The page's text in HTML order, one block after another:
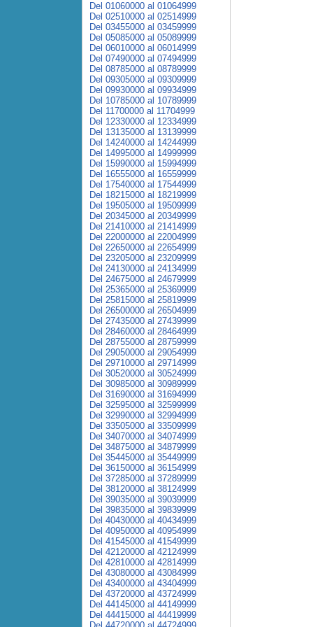
Del 01060000 al 01064999
Del 02510000 al 02514999
Del 03455000 al 03459999
Del 05085000 al 05089999
Del 06010000 al 06014999
Del 07490000 al 07494999
Del 08785000 al 08789999
Del 09305000 al 09309999
Del 09930000 al 09934999
Del 10785000 al 10789999
Del 11700000 al 11704999
Del 12330000 al 12334999
Del 13135000 al 13139999
Del 14240000 al 14244999
Del 14995000 al 14999999
Del 15990000 al 15994999
Del 16555000 al 16559999
Del 17540000 al 17544999
Del 18215000 al 18219999
Del 19505000 al 19509999
Del 20345000 al 20349999
Del 21410000 al 21414999
Del 22000000 al 22004999
Del 22650000 al 22654999
Del 23205000 al 23209999
Del 24130000 al 24134999
Del 24675000 al 24679999
Del 25365000 al 25369999
Del 25815000 al 25819999
Del 26500000 al 26504999
Del 27435000 al 27439999
Del 28460000 al 28464999
Del 28755000 al 28759999
Del 29050000 al 29054999
Del 29710000 al 29714999
Del 30520000 al 30524999
Del 30985000 al 30989999
Del 31690000 al 31694999
Del 32595000 al 32599999
Del 32990000 al 32994999
Del 33505000 al 33509999
Del 34070000 al 34074999
Del 34875000 al 34879999
Del 35445000 al 35449999
Del 36150000 al 36154999
Del 37285000 al 37289999
Del 38120000 al 38124999
Del 39035000 al 39039999
Del 39835000 al 39839999
Del 40430000 al 40434999
Del 40950000 al 40954999
Del 41545000 al 41549999
Del 42120000 al 42124999
Del 42810000 al 42814999
Del 43080000 al 43084999
Del 43400000 al 43404999
Del 43720000 al 43724999
Del 44145000 al 44149999
Del 44415000 al 44419999